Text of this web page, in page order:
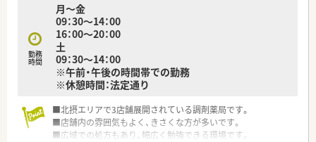
＜こんな方にオススメです！＞
■同じく育児をしながらお仕事をされている薬剤師様のいらっ
しゃる環境で働きたい方
■急なお休みでも快く対応いただける環境を望まれている方
■積極的な機械化により効率よく業務ができる職場をイメージ
されている方
勤務
時間
月～金
09：30～14：00
16：00～20：00
土
09：30～14：00
※午前・午後の時間帯での勤務
※休憩時間：法定通り
■北摂エリアで3店舗展開されている調剤薬局です。
■店舗内の雰囲気もよく、きさくな方が多いです。
■広域での処方もあり、幅広く勉強できる環境です。